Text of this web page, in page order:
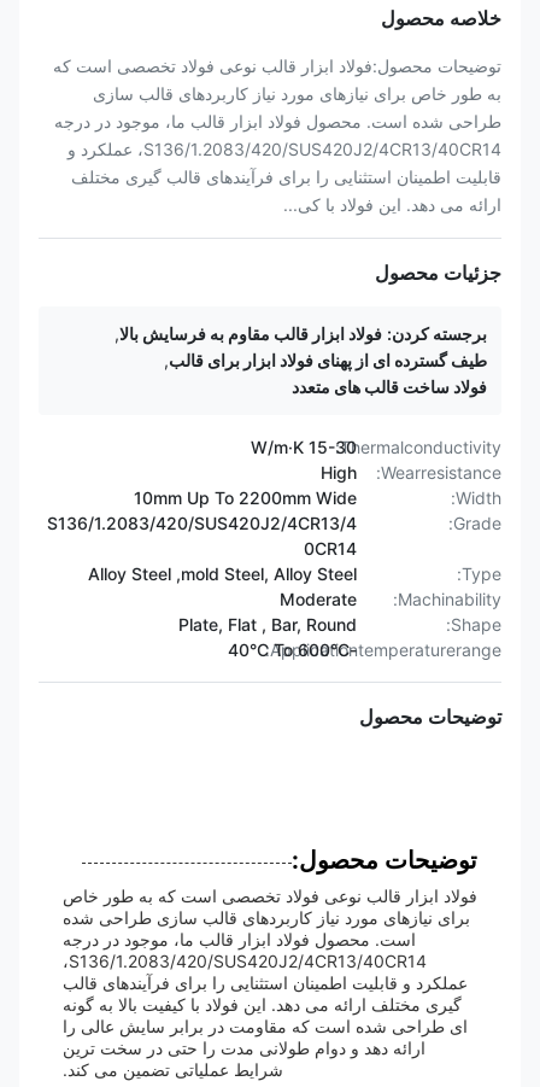
خلاصه محصول
توضیحات محصول:فولاد ابزار قالب نوعی فولاد تخصصی است که
به طور خاص برای نیازهای مورد نیاز کاربردهای قالب سازی
طراحی شده است. محصول فولاد ابزار قالب ما، موجود در درجه
S136/1.2083/420/SUS420J2/4CR13/40CR14، عملکرد و
قابلیت اطمینان استثنایی را برای فرآیندهای قالب گیری مختلف
ارائه می دهد. این فولاد با کی...
جزئیات محصول
برجسته کردن: فولاد ابزار قالب مقاوم به فرسایش بالا,
طیف گسترده ای از پهنای فولاد ابزار برای قالب ,
فولاد ساخت قالب های متعدد
Thermalconductivity:
15-30 W/m·K
Wearresistance:
High
Width:
10mm Up To 2200mm Wide
Grade:
S136/1.2083/420/SUS420J2/4CR13/4
0CR14
Type:
Alloy Steel ,mold Steel, Alloy Steel
Machinability:
Moderate
Shape:
Plate, Flat , Bar, Round
Applicationtemperaturerange:
-40°C To 600°C
توضیحات محصول
توضیحات محصول:
فولاد ابزار قالب نوعی فولاد تخصصی است که به طور خاص
برای نیازهای مورد نیاز کاربردهای قالب سازی طراحی شده
است. محصول فولاد ابزار قالب ما، موجود در درجه
S136/1.2083/420/SUS420J2/4CR13/40CR14،
عملکرد و قابلیت اطمینان استثنایی را برای فرآیندهای قالب
گیری مختلف ارائه می دهد. این فولاد با کیفیت بالا به گونه
ای طراحی شده است که مقاومت در برابر سایش عالی را
ارائه دهد و دوام طولانی مدت را حتی در سخت ترین
شرایط عملیاتی تضمین می کند.